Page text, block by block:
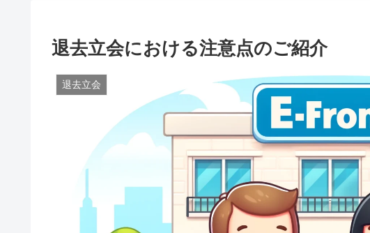
退去立会における注意点のご紹介
退去立会